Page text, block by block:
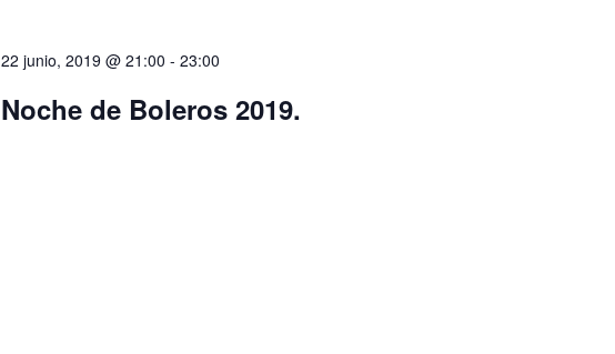
22 junio, 2019 @ 21:00 - 23:00
Noche de Boleros 2019.